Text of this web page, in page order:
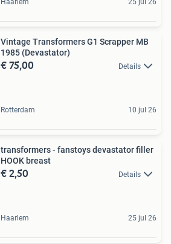
Vintage Transformers G1 Scrapper MB
1985 (Devastator)
€ 75,00 Details
Rotterdam 10 jul 26
transformers - fanstoys devastator filler
HOOK breast
€ 2,50 Details
Haarlem 25 jul 26